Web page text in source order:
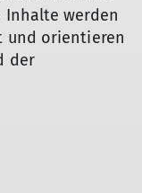
Inhalte werden
und orientieren
der